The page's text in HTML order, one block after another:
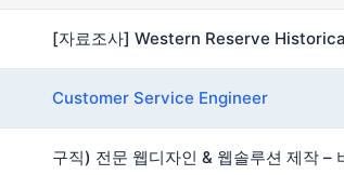
Customer Service Engineer